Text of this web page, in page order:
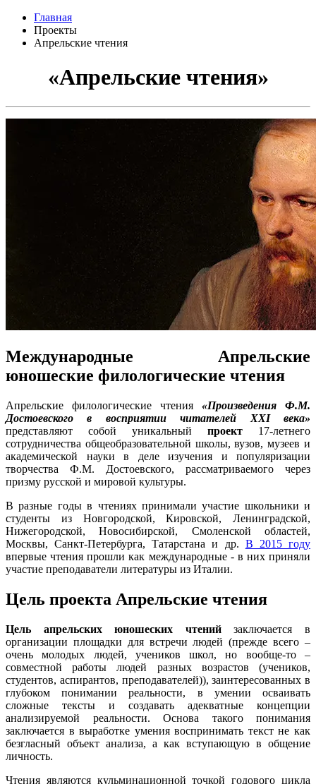
Главная
Проекты
Апрельские чтения
«Апрельские чтения»
Международные Апрельские
юношеские филологические чтения
Апрельские филологические чтения «Произведения Ф.М.
Достоевского в восприятии читателей XXI века»
представляют собой уникальный проект 17-летнего
сотрудничества общеобразовательной школы, вузов, музеев и
академической науки в деле изучения и популяризации
творчества Ф.М. Достоевского, рассматриваемого через
призму русской и мировой культуры.
В разные годы в чтениях принимали участие школьники и
студенты из Новгородской, Кировской, Ленинградской,
Нижегородской, Новосибирской, Смоленской областей,
Москвы, Санкт-Петербурга, Татарстана и др. В 2015 году
впервые чтения прошли как международные - в них приняли
участие преподаватели литературы из Италии.
Цель проекта Апрельские чтения
Цель апрельских юношеских чтенийзаключается в
организации площадки для встречи людей (прежде всего –
очень молодых людей, учеников школ, но вообще-то –
совместной работы людей разных возрастов (учеников,
студентов, аспирантов, преподавателей)), заинтересованных в
глубоком понимании реальности, в умении осваивать
сложные тексты и создавать адекватные концепции
анализируемой реальности. Основа такого понимания
заключается в выработке умения воспринимать текст не как
безгласный объект анализа, а как вступающую в общение
личность.
Чтения являются кульминационной точкой годового цикла